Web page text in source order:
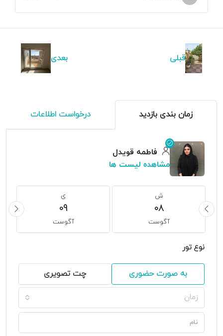
قبلی بعدی
زمان بندی بازدید درخواست اطلاعات
فاطمه قویدل
مشاهده لیست ها
ش
08
آگوست
ی
09
آگوست
نوع تور
به صورت حضوری چت تصویری
زمان